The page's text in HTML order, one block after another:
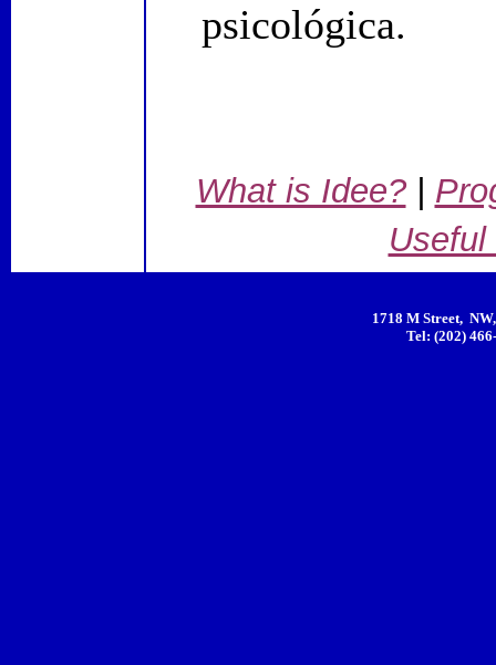
psicológica.
What is Idee?|
1718 M Street,
Tel: (202)